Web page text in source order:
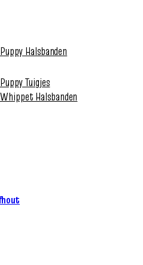
Halsbanden
Tuigjes
Halsbanden